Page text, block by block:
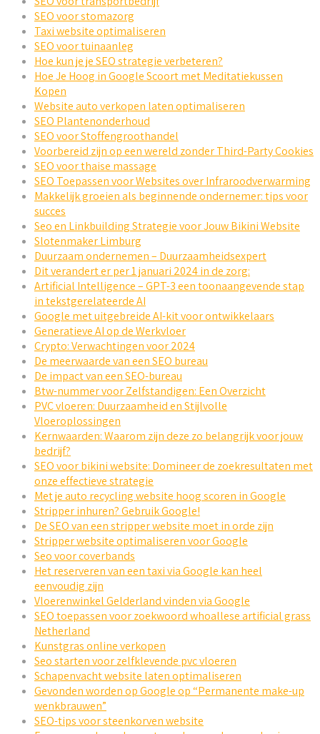
SEO voor stomazorg
Taxi website optimaliseren
SEO voor tuinaanleg
Hoe kun je je SEO strategie verbeteren?
Hoe Je Hoog in Google Scoort met Meditatiekussen
Kopen
Website auto verkopen laten optimaliseren
SEO Plantenonderhoud
SEO voor Stoffengroothandel
Voorbereid zijn op een wereld zonder Third-Party Cookies
SEO voor thaise massage
SEO Toepassen voor Websites over Infraroodverwarming
Makkelijk groeien als beginnende ondernemer: tips voor
succes
Seo en Linkbuilding Strategie voor Jouw Bikini Website
Slotenmaker Limburg
Duurzaam ondernemen – Duurzaamheidsexpert
Dit verandert er per 1 januari 2024 in de zorg:
Artificial Intelligence – GPT-3 een toonaangevende stap
in tekstgerelateerde AI
Google met uitgebreide AI-kit voor ontwikkelaars
Generatieve AI op de Werkvloer
Crypto: Verwachtingen voor 2024
De meerwaarde van een SEO bureau
De impact van een SEO-bureau
Btw-nummer voor Zelfstandigen: Een Overzicht
PVC vloeren: Duurzaamheid en Stijlvolle
Vloeroplossingen
Kernwaarden: Waarom zijn deze zo belangrijk voor jouw
bedrijf?
SEO voor bikini website: Domineer de zoekresultaten met
onze effectieve strategie
Met je auto recycling website hoog scoren in Google
Stripper inhuren? Gebruik Google!
De SEO van een stripper website moet in orde zijn
Stripper website optimaliseren voor Google
Seo voor coverbands
Het reserveren van een taxi via Google kan heel
eenvoudig zijn
Vloerenwinkel Gelderland vinden via Google
SEO toepassen voor zoekwoord whoallese artificial grass
Netherland
Kunstgras online verkopen
Seo starten voor zelfklevende pvc vloeren
Schapenvacht website laten optimaliseren
Gevonden worden op Google op “Permanente make-up
wenkbrauwen”
SEO-tips voor steenkorven website